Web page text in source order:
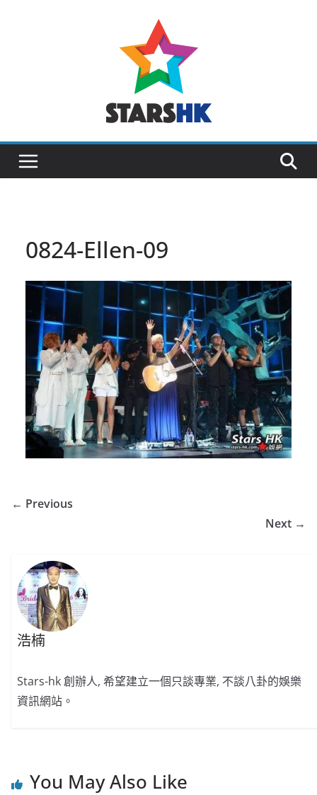
0824-Ellen-09
← Previous
Next →
浩楠
Stars-hk 創辦人, 希望建立一個只談專業, 不談八卦的娛樂
資訊網站。
You May Also Like